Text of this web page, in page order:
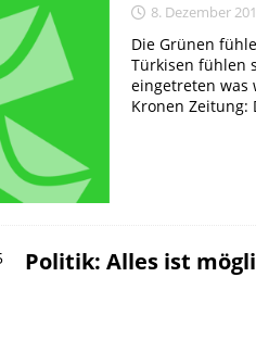
8. Dezember
Die Grünen
Türkisen fühlen
eingetreten was
Kronen Zeitung:
Politik: Alles ist